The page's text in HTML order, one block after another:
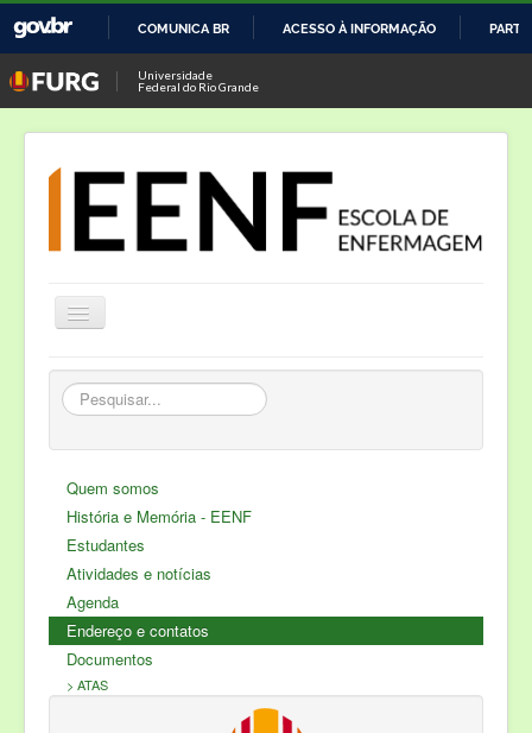
O
CONTEÚDO
COMUNICA BR ACESSO À INFORMAÇÃO
Universidade
Federal do Rio Grande
Alternar
Navegação
Notícias
Cursos
Laboratório de Enfermagem
Semana de Enfermagem
Nossos Sites
Produção Científica
COVID - 19
Pesquisar...
Quem somos
História e Memória - EENF
Estudantes
Atividades e notícias
Agenda
Endereço e contatos
Documentos
> ATAS